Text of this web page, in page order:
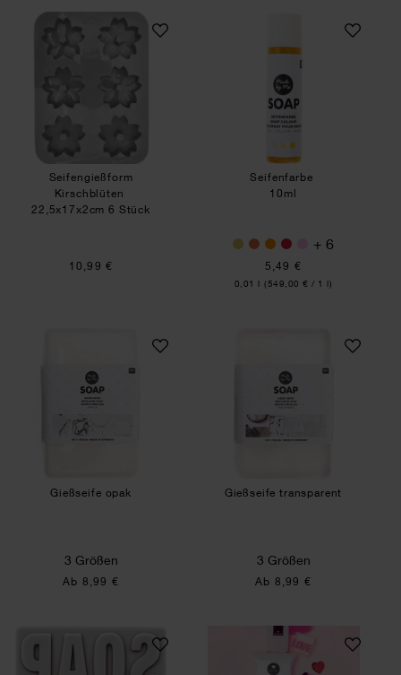
Seifengießform Kirschblüten
Seifengießform
Kirschblüten
22,5x17x2cm 6 Stück
10,99 €
Seifenfarbe
Seifenfarbe
10ml
+ 6
5,49 €
Inhalt:
0,01 l (549,00 € / 1 l)
Gießseife opak
Gießseife opak
3 Größen
Ab 8,99 €
Gießseife
Gießseife transparent
3 Größen
Ab 8,99 €
Seifenprägeform eckig Anleitung Seife